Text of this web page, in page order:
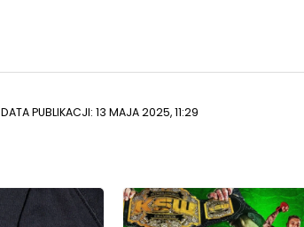
DATA PUBLIKACJI: 13 MAJA 2025, 11:29